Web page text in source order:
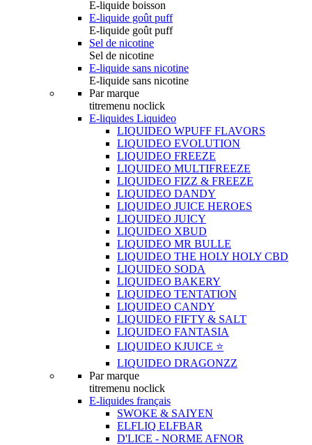
E-liquide boisson
E-liquide goût puff
E-liquide goût puff
Sel de nicotine
Sel de nicotine
E-liquide sans nicotine
E-liquide sans nicotine
Par marque
titremenu noclick
E-liquides Liquideo
LIQUIDEO WPUFF FLAVORS
LIQUIDEO EVOLUTION
LIQUIDEO FREEZE
LIQUIDEO MULTIFREEZE
LIQUIDEO FIZZ & FREEZE
LIQUIDEO DANDY
LIQUIDEO JUICE HEROES
LIQUIDEO JUICY
LIQUIDEO XBUD
LIQUIDEO MR BULLE
LIQUIDEO THE HOLY HOLY CBD
LIQUIDEO SODA
LIQUIDEO BAKERY
LIQUIDEO TENTATION
LIQUIDEO CANDY
LIQUIDEO FIFTY & SALT
LIQUIDEO FANTASIA
LIQUIDEO KJUICE ⭐️
LIQUIDEO DRAGONZZ
Par marque
titremenu noclick
E-liquides français
SWOKE & SAIYEN
ELFLIQ ELFBAR
D'LICE - NORME AFNOR